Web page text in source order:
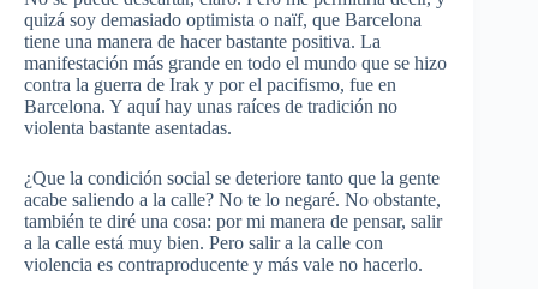
quizá soy demasiado optimista o naïf, que Barcelona
tiene una manera de hacer bastante positiva. La
manifestación más grande en todo el mundo que se hizo
contra la guerra de Irak y por el pacifismo, fue en
Barcelona. Y aquí hay unas raíces de tradición no
violenta bastante asentadas.
¿Que la condición social se deteriore tanto que la gente
acabe saliendo a la calle? No te lo negaré. No obstante,
también te diré una cosa: por mi manera de pensar, salir
a la calle está muy bien. Pero salir a la calle con
violencia es contraproducente y más vale no hacerlo.